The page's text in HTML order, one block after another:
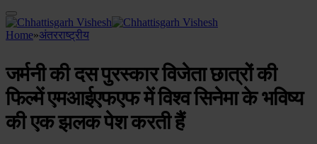
Home»अंतरराष्ट्रीय
जर्मनी की दस पुरस्कार विजेता छात्रों की
फिल्में एमआईएफएफ में विश्व सिनेमा के भविष्य
की एक झलक पेश करती हैं